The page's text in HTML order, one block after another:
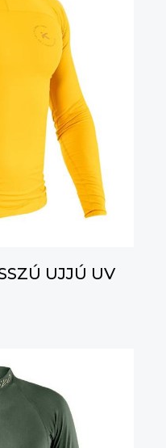
UJJÚ UV